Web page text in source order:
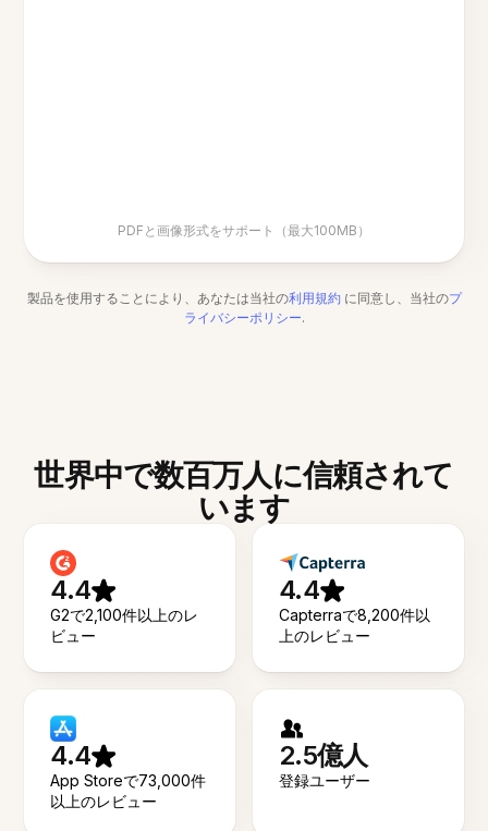
PDFと画像形式をサポート（最大100MB）
製品を使用することにより、あなたは当社の利用規約 に同意し、当社のプ
ライバシーポリシー.
世界中で数百万人に信頼されて
います
4.4
G2で2,100件以上のレ
ビュー
4.4
Capterraで8,200件以
上のレビュー
4.4
App Storeで73,000件
以上のレビュー
2.5億人
登録ユーザー